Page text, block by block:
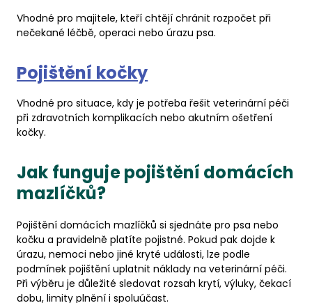
Vhodné pro majitele, kteří chtějí chránit rozpočet při
nečekané léčbě, operaci nebo úrazu psa.
Pojištění kočky
Vhodné pro situace, kdy je potřeba řešit veterinární péči
při zdravotních komplikacích nebo akutním ošetření
kočky.
Jak funguje pojištění domácích
mazlíčků?
Pojištění domácích mazlíčků si sjednáte pro psa nebo
kočku a pravidelně platíte pojistné. Pokud pak dojde k
úrazu, nemoci nebo jiné kryté události, lze podle
podmínek pojištění uplatnit náklady na veterinární péči.
Při výběru je důležité sledovat rozsah krytí, výluky, čekací
dobu, limity plnění i spoluúčast.